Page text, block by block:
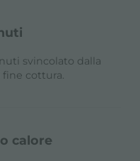
svincolato dalla
cottura.
calore